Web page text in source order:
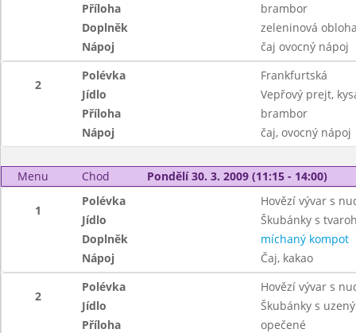
Příloha
brambor
Doplněk
zeleninová
Nápoj
čaj ovocný nápoj
2
Polévka
Frankfurtská
Jídlo
Vepřový prejt,
Příloha
brambor
Nápoj
čaj, ovocný nápoj
Menu Chod Pondělí 30. 3. 2009 (11:15 - 14:00)
1
Polévka
Hovězí vývar s
Jídlo
Škubánky s
Doplněk
míchaný kompot
Nápoj
Čaj, kakao
2
Polévka
Hovězí vývar s
Jídlo
Škubánky s
Příloha
opečené